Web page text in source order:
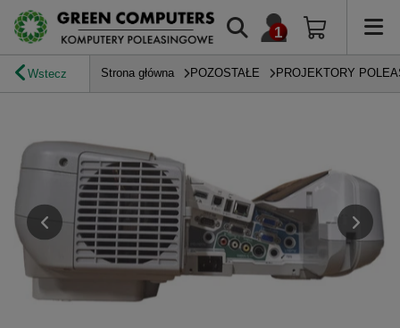
Wstecz Strona główna POZOSTAŁE PROJEKTORY